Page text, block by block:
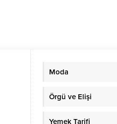
Moda
Örgü ve Elişi
Yemek Tarifi